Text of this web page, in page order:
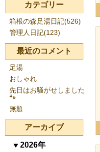
カテゴリー
箱根の森足湯日記(526)
管理人日記(123)
最近のコメント
足湯
おしゃれ
先日はお騒がせしました
🐾
無題
アーカイブ
2026年